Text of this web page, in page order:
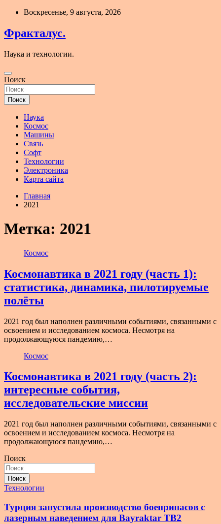
Перейти
содержимому
Воскресенье, 9 августа, 2026
Фракталус.
Наука и технологии.
Поиск
Поиск
Наука
Космос
Машины
Связь
Софт
Технологии
Электроника
Карта сайта
Главная
2021
Метка: 2021
Космос
Космонавтика в 2021 году (часть 1):
статистика, динамика, пилотируемые
полёты
2021 год был наполнен различными событиями, связанными с
освоением и исследованием космоса. Несмотря на
продолжающуюся пандемию,…
Космос
Космонавтика в 2021 году (часть 2):
интересные события,
исследовательские миссии
2021 год был наполнен различными событиями, связанными с
освоением и исследованием космоса. Несмотря на
продолжающуюся пандемию,…
Поиск
Поиск
Технологии
Турция запустила производство боеприпасов с
лазерным наведением для Bayraktar TB2